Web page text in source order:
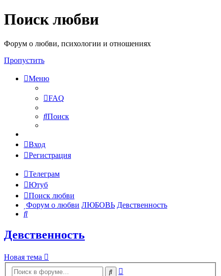
Поиск любви
Форум о любви, психологии и отношениях
Пропустить
Меню
FAQ
Поиск
Вход
Регистрация
Телеграм
Ютуб
Поиск любви
Форум о любви ЛЮБОВЬ Девственность
Поиск
Девственность
Новая тема
Поиск